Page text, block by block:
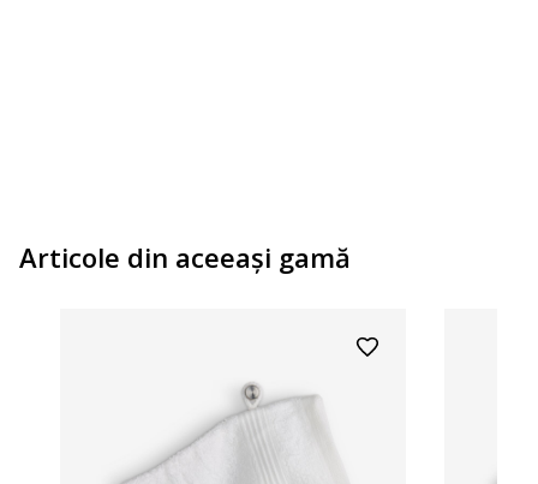
Articole din aceeaşi gamă